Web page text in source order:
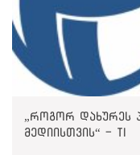
„როგორ დახურეს
მედიისთვის“ - TI